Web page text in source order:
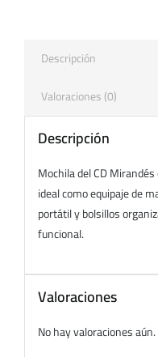
Descripción
Valoraciones (0)
Descripción
Mochila del CD
ideal como equipaje de
portátil y bolsillos
funcional.
Valoraciones
No hay valoraciones aún.